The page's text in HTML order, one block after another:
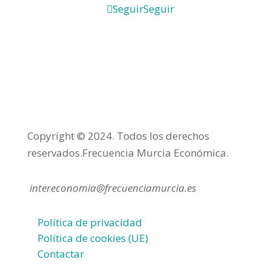
SeguirSeguir
Copyright © 2024. Todos los derechos
reservados.Frecuencia Murcia Económica.
intereconomia@frecuenciamurcia.es
Política de privacidad
Política de cookies (UE)
Contactar